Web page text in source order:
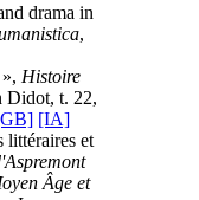
drama in
,
Histoire
Didot, t. 22,
[IA]
littéraires et
Âge et